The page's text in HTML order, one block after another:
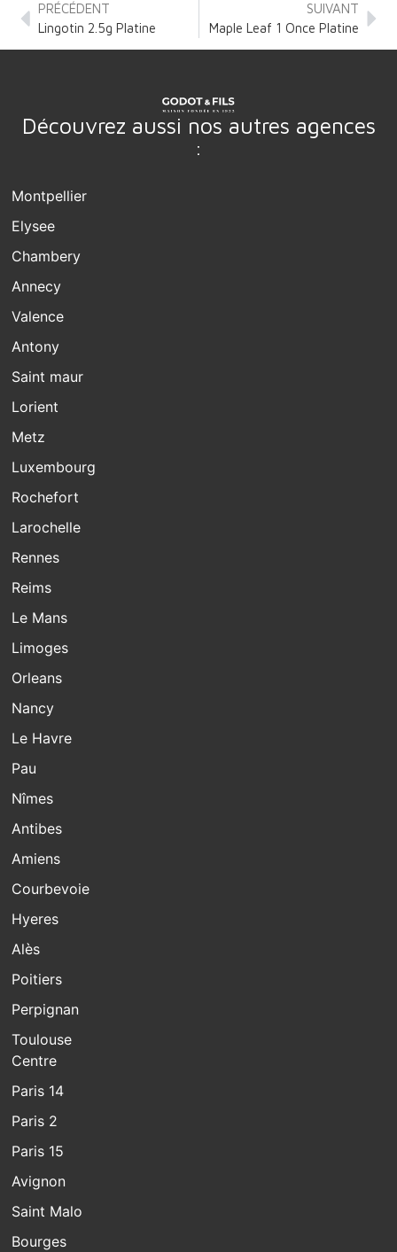
PRÉCÉDENT
Lingotin 2.5g Platine
SUIVANT
Maple Leaf 1 Once Platine
Découvrez aussi nos autres agences
:
Montpellier
Elysee
Chambery
Annecy
Valence
Antony
Saint maur
Lorient
Metz
Luxembourg
Rochefort
Larochelle
Rennes
Reims
Le Mans
Limoges
Orleans
Nancy
Le Havre
Pau
Nîmes
Antibes
Amiens
Courbevoie
Hyeres
Alès
Poitiers
Perpignan
Toulouse
Centre
Paris 14
Paris 2
Paris 15
Avignon
Saint Malo
Bourges